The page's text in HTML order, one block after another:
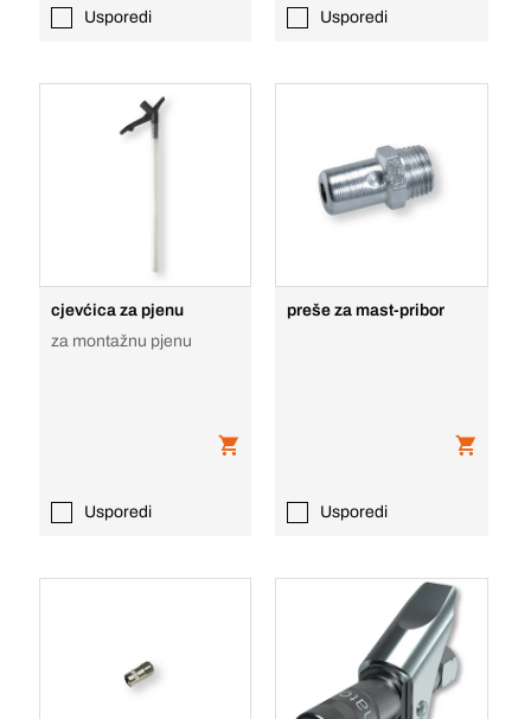
Usporedi Usporedi
cjevćica za pjenu
za montažnu pjenu
Usporedi
preše za mast-pribor
Usporedi